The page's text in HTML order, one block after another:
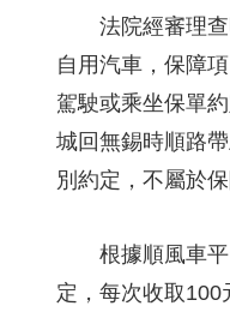
法院經審理查
自用汽車，保障
駕駛或乘坐保單
城回無錫時順路
別約定，不屬於
根據順風車平
定，每次收取